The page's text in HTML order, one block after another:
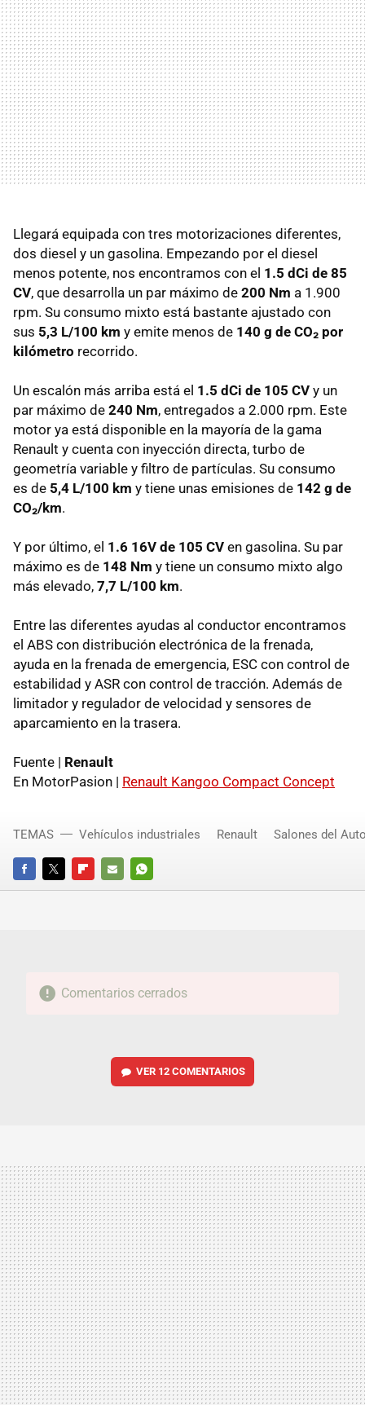
Llegará equipada con tres motorizaciones diferentes,
dos diesel y un gasolina. Empezando por el diesel
menos potente, nos encontramos con el 1.5 dCi de 85
CV, que desarrolla un par máximo de 200 Nm a 1.900
rpm. Su consumo mixto está bastante ajustado con
sus 5,3 L/100 km y emite menos de 140 g de CO₂ por
kilómetro recorrido.
Un escalón más arriba está el 1.5 dCi de 105 CV y un
par máximo de 240 Nm, entregados a 2.000 rpm. Este
motor ya está disponible en la mayoría de la gama
Renault y cuenta con inyección directa, turbo de
geometría variable y filtro de partículas. Su consumo
es de 5,4 L/100 km y tiene unas emisiones de 142 g de
CO₂/km.
Y por último, el 1.6 16V de 105 CV en gasolina. Su par
máximo es de 148 Nm y tiene un consumo mixto algo
más elevado, 7,7 L/100 km.
Entre las diferentes ayudas al conductor encontramos
el ABS con distribución electrónica de la frenada,
ayuda en la frenada de emergencia, ESC con control de
estabilidad y ASR con control de tracción. Además de
limitador y regulador de velocidad y sensores de
aparcamiento en la trasera.
Fuente | Renault
En MotorPasion | Renault Kangoo Compact Concept
FACEBOOKTWITTERFLIPBOARD
E-
WHATSAPP
TEMAS Vehículos industriales Renault Salones del
Comentarios cerrados
VER 12 COMENTARIOS